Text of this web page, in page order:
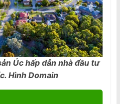
Úc hấp dẫn nhà đầu tư
Hình Domain